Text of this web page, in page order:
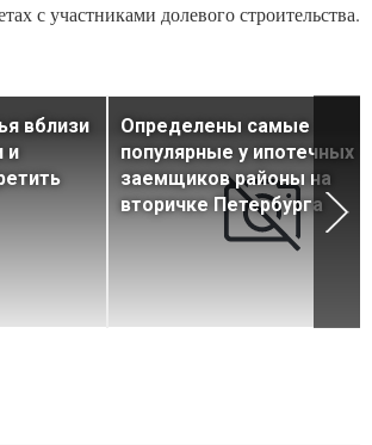
с участниками долевого строительства.
вблизи
и
Определены самые
популярные у ипотечных
заемщиков районы на
вторичке Петербурга